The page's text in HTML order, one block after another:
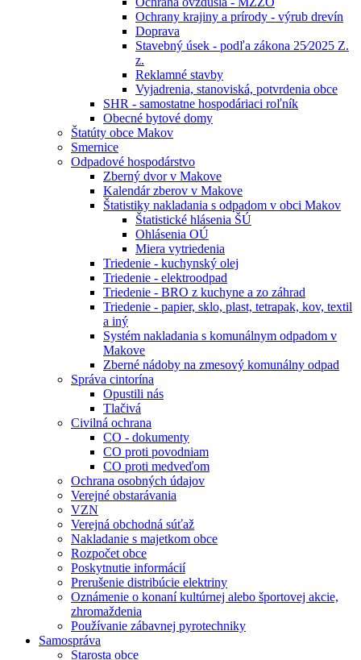
Ochrany krajiny a prírody - výrub drevín
Doprava
Stavebný úsek - podľa zákona 25⁄2025 Z.
z.
Reklamné stavby
Vyjadrenia, stanoviská, potvrdenia obce
SHR - samostatne hospodáriaci roľník
Obecné bytové domy
Štatúty obce Makov
Smernice
Odpadové hospodárstvo
Zberný dvor v Makove
Kalendár zberov v Makove
Štatistiky nakladania s odpadom v obci Makov
Štatistické hlásenia ŠÚ
Ohlásenia OÚ
Miera vytriedenia
Triedenie - kuchynský olej
Triedenie - elektroodpad
Triedenie - BRO z kuchyne a zo záhrad
Triedenie - papier, sklo, plast, tetrapak, kov, textil
a iný
Systém nakladania s komunálnym odpadom v
Makove
Zberné nádoby na zmesový komunálny odpad
Správa cintorína
Opustili nás
Tlačivá
Civilná ochrana
CO - dokumenty
CO proti povodniam
CO proti medveďom
Ochrana osobných údajov
Verejné obstarávania
VZN
Verejná obchodná súťaž
Nakladanie s majetkom obce
Rozpočet obce
Poskytnutie informácií
Prerušenie distribúcie elektriny
Oznámenie o konaní kultúrnej alebo športovej akcie,
zhromaždenia
Používanie zábavnej pyrotechniky
Samospráva
Starosta obce